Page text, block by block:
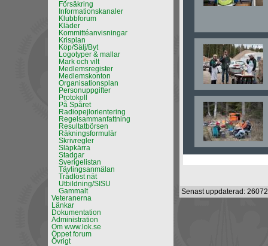
Försäkring
Informationskanaler
Klubbforum
Kläder
Kommittéanvisningar
Krisplan
Köp/Sälj/Byt
Logotyper & mallar
Mark och vilt
Medlemsregister
Medlemskonton
Organisationsplan
Personuppgifter
Protokoll
På Spåret
Radiopejlorientering
Regelsammanfattning
Resultatbörsen
Räkningsformulär
Skrivregler
Släpkärra
Stadgar
Sverigelistan
Tävlingsanmälan
Trådlöst nät
Utbildning/SISU
Gammalt
Veteranerna
Länkar
Dokumentation
Administration
Om www.lok.se
Öppet forum
Övrigt
Senast uppdaterad: